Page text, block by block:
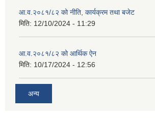
आ.व.२०८१/८२ को नीति, कार्यक्रम तथा बजेट
मिति: 12/10/2024 - 11:29
आ.व.२०८१/८२ को आर्थिक ऐन
मिति: 10/17/2024 - 12:56
अन्य